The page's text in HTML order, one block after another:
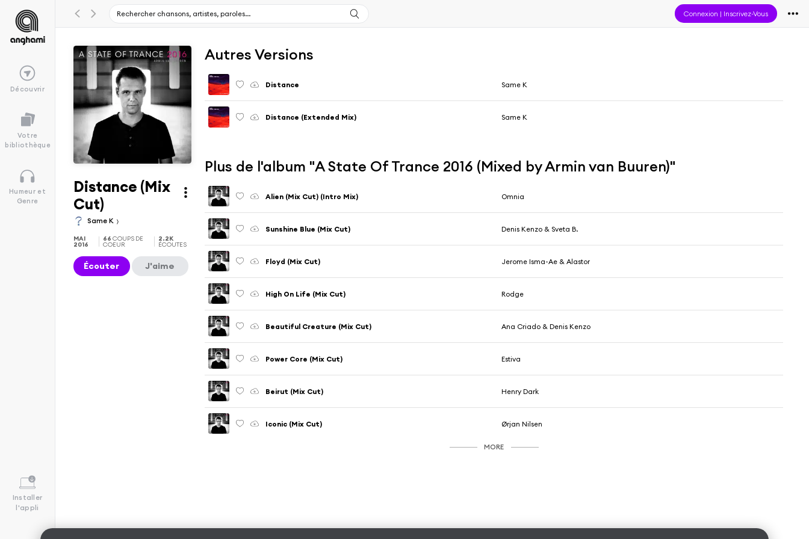
Connexion | Inscrivez-Vous
Découvrir
Votre
bibliothèque
Humeur et
Genre
Installer
l'appli
Distance (Mix
Cut)
Same K
MAI
2016
66 COUPS DE
COEUR
2.2K
ÉCOUTES
Écouter J'aime
Autres Versions
Distance Same K
Distance (Extended Mix) Same K
Plus de l'album "A State Of Trance 2016 (Mixed by Armin van Buuren)"
Alien (Mix Cut) (Intro Mix) Omnia
Sunshine Blue (Mix Cut) Denis Kenzo & Sveta B.
Floyd (Mix Cut) Jerome Isma-Ae & Alastor
High On Life (Mix Cut) Rodge
Beautiful Creature (Mix Cut) Ana Criado & Denis Kenzo
Power Core (Mix Cut) Estiva
Beirut (Mix Cut) Henry Dark
Iconic (Mix Cut) Ørjan Nilsen
MORE